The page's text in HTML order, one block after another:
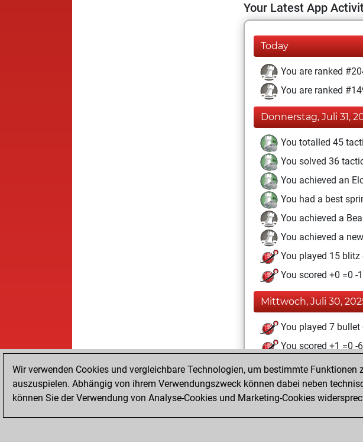
Your Latest App
Today
You are ranked
You are ranked
Donnerstag, Juli 31,
You totalled 45
You solved 36
You achieved an
You had a best
You achieved a
You achieved a
You played 15 blitz
You scored +0 =0 -
Mittwoch, Juli 30,
You played 7 bullet
You scored +1 =0 -
Dienstag, Juli 29,
You created your
Wir verwenden Cookies und vergleichbare Technologien, um bestimmte
auszuspielen. Abhängig von ihrem Verwendungszweck können dabei neben
können Sie der Verwendung von Analyse-Cookies und Marketing-Cookies